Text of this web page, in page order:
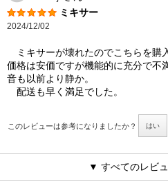
ミキサー
2024/12/02
ミキサーが壊れたのでこちらを購入
価格は安価ですが機能的に充分で不
音も以前より静か。
配送も早く満足でした。
このレビューは参考になりましたか？ はい
▼ すべてのレビ